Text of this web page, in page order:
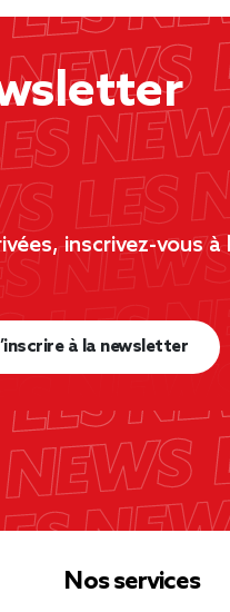
inscrivez-vous à
à la newsletter
Nos services